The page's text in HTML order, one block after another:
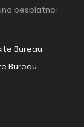
besplatno!
Bureau
Bureau